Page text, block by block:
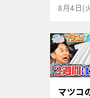
8月4日(
マツコ